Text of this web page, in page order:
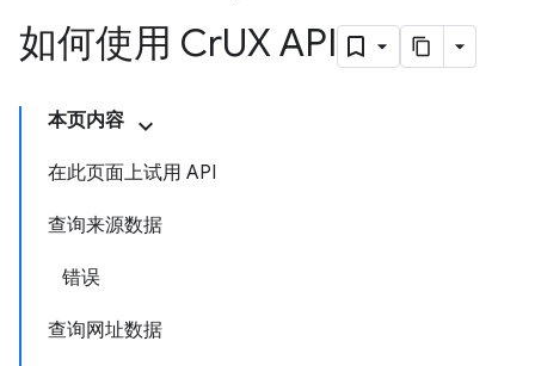
如何使用 CrUX API
本页内容
在此页面上试用 API
查询来源数据
错误
查询网址数据